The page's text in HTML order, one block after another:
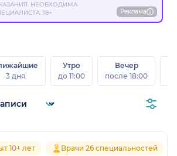
НЕОБХОДИМА
18+
Реклама
3 дня
Утро
до 11:00
Вечер
после 18:00
10+ лет Врачи 26 специальностей